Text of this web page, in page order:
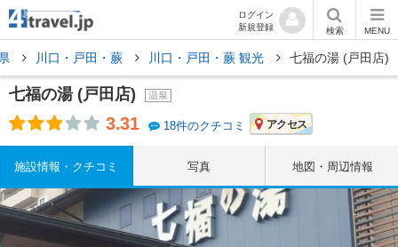
ログイン
新規登録
検索 MENU
川口・戸田・蕨 川口・戸田・蕨 観光 七福の湯 (戸田店)
七福の湯 (戸田店) 温泉
3.31 18件のクチコミ アクセス
施設情報・クチコミ 写真 地図・周辺情報